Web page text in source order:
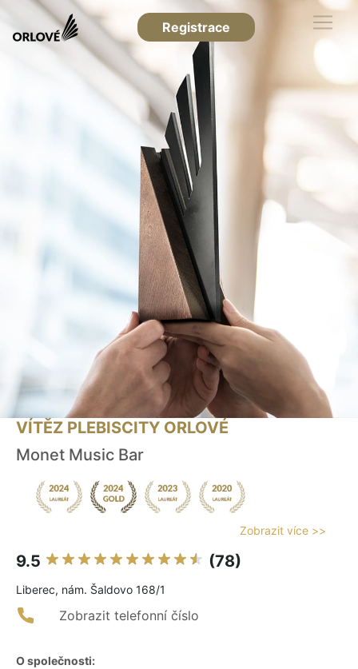
Registrace
VÍTĚZ PLEBISCITY ORLOVÉ
Monet Music Bar
Zobrazit více >>
9.5 (78)
Liberec, nám. Šaldovo 168/1
Zobrazit telefonní číslo
O společnosti: